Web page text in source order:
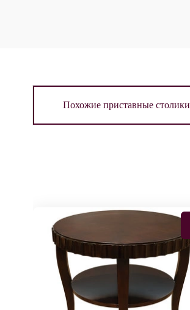
Похожие приставные столики